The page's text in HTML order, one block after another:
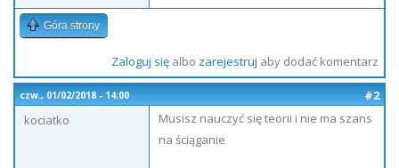
Góra strony
Zaloguj sięalbo zarejestruj aby dodać komentarz
czw., 01/02/2018 - 14:00
#2
kociatko
Musisz nauczyć się teorii i nie ma szans
na ściąganie